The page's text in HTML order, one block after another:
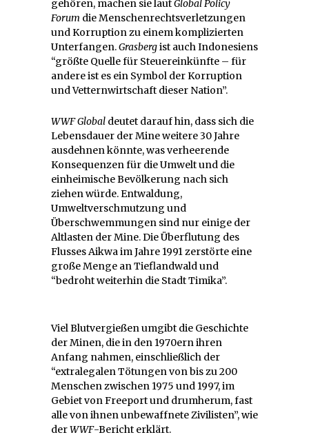
gehören, machen sie lautGlobal Policy
Forum die Menschenrechtsverletzungen
und Korruption zu einem komplizierten
Unterfangen.Grasbergist auch Indonesiens
“größte Quelle für Steuereinkünfte – für
andere ist es ein Symbol der Korruption
und Vetternwirtschaft dieser Nation”.
WWF Global deutet darauf hin, dass sich die
Lebensdauer der Mine weitere 30 Jahre
ausdehnen könnte, was verheerende
Konsequenzen für die Umwelt und die
einheimische Bevölkerung nach sich
ziehen würde. Entwaldung,
Umweltverschmutzung und
Überschwemmungen sind nur einige der
Altlasten der Mine. Die Überflutung des
Flusses Aikwa im Jahre 1991 zerstörte eine
große Menge an Tieflandwald und
“bedroht weiterhin die Stadt Timika”.
Viel Blutvergießen umgibt die Geschichte
der Minen, die in den 1970ern ihren
Anfang nahmen, einschließlich der
“extralegalen Tötungen von bis zu 200
Menschen zwischen 1975 und 1997, im
Gebiet von Freeport und drumherum, fast
alle von ihnen unbewaffnete Zivilisten”, wie
derWWF-Bericht erklärt.